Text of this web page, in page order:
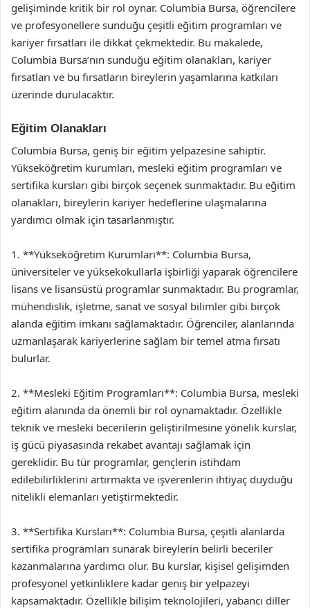
gelişiminde kritik bir rol oynar. Columbia Bursa, öğrencilere
ve profesyonellere sunduğu çeşitli eğitim programları ve
kariyer fırsatları ile dikkat çekmektedir. Bu makalede,
Columbia Bursa’nın sunduğu eğitim olanakları, kariyer
fırsatları ve bu fırsatların bireylerin yaşamlarına katkıları
üzerinde durulacaktır.
Eğitim Olanakları
Columbia Bursa, geniş bir eğitim yelpazesine sahiptir.
Yükseköğretim kurumları, mesleki eğitim programları ve
sertifika kursları gibi birçok seçenek sunmaktadır. Bu eğitim
olanakları, bireylerin kariyer hedeflerine ulaşmalarına
yardımcı olmak için tasarlanmıştır.
1. **Yükseköğretim Kurumları**: Columbia Bursa,
üniversiteler ve yüksekokullarla işbirliği yaparak öğrencilere
lisans ve lisansüstü programlar sunmaktadır. Bu programlar,
mühendislik, işletme, sanat ve sosyal bilimler gibi birçok
alanda eğitim imkanı sağlamaktadır. Öğrenciler, alanlarında
uzmanlaşarak kariyerlerine sağlam bir temel atma fırsatı
bulurlar.
2. **Mesleki Eğitim Programları**: Columbia Bursa, mesleki
eğitim alanında da önemli bir rol oynamaktadır. Özellikle
teknik ve mesleki becerilerin geliştirilmesine yönelik kurslar,
iş gücü piyasasında rekabet avantajı sağlamak için
gereklidir. Bu tür programlar, gençlerin istihdam
edilebilirliklerini artırmakta ve işverenlerin ihtiyaç duyduğu
nitelikli elemanları yetiştirmektedir.
3. **Sertifika Kursları**: Columbia Bursa, çeşitli alanlarda
sertifika programları sunarak bireylerin belirli beceriler
kazanmalarına yardımcı olur. Bu kurslar, kişisel gelişimden
profesyonel yetkinliklere kadar geniş bir yelpazeyi
kapsamaktadır. Özellikle bilişim teknolojileri, yabancı diller